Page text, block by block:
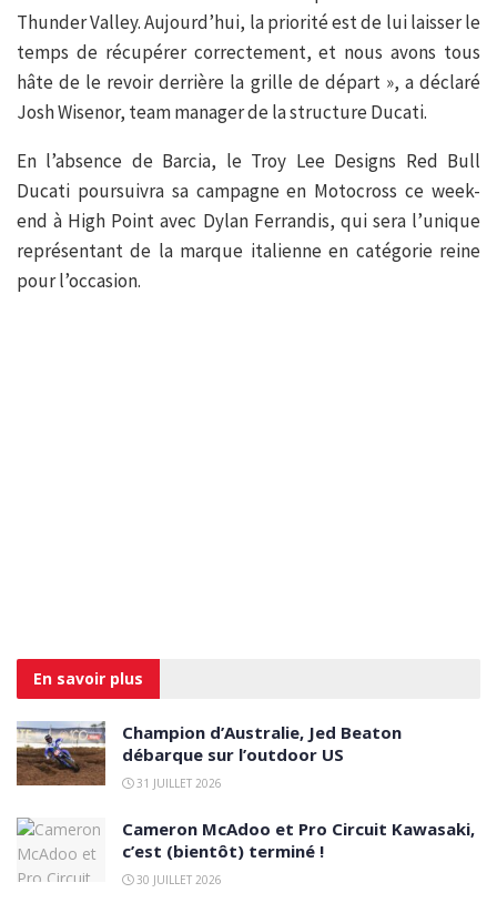
Thunder Valley. Aujourd’hui, la priorité est de lui laisser le
temps de récupérer correctement, et nous avons tous
hâte de le revoir derrière la grille de départ », a déclaré
Josh Wisenor, team manager de la structure Ducati.
En l’absence de Barcia, le Troy Lee Designs Red Bull
Ducati poursuivra sa campagne en Motocross ce week-
end à High Point avec Dylan Ferrandis, qui sera l’unique
représentant de la marque italienne en catégorie reine
pour l’occasion.
En savoir plus
Champion d’Australie, Jed Beaton
débarque sur l’outdoor US
31 JUILLET 2026
Cameron McAdoo et Pro Circuit Kawasaki,
c’est (bientôt) terminé !
30 JUILLET 2026